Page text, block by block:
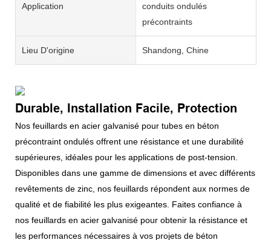
Application
conduits ondulés
précontraints
Lieu D'origine Shandong, Chine
Durable, Installation Facile, Protection
Nos feuillards en acier galvanisé pour tubes en béton
précontraint ondulés offrent une résistance et une durabilité
supérieures, idéales pour les applications de post-tension.
Disponibles dans une gamme de dimensions et avec différents
revêtements de zinc, nos feuillards répondent aux normes de
qualité et de fiabilité les plus exigeantes. Faites confiance à
nos feuillards en acier galvanisé pour obtenir la résistance et
les performances nécessaires à vos projets de béton